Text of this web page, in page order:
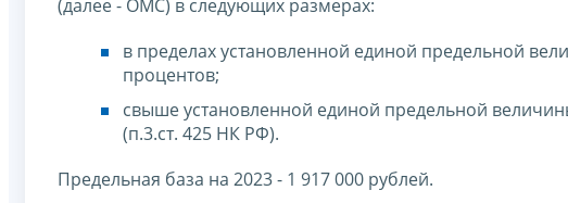
(далее - ОМС) в следующих размерах:
в пределах установленной единой предельной
процентов;
свыше установленной единой предельной
(п.3.ст. 425 НК РФ).
Предельная база на 2023 - 1 917 000 рублей.